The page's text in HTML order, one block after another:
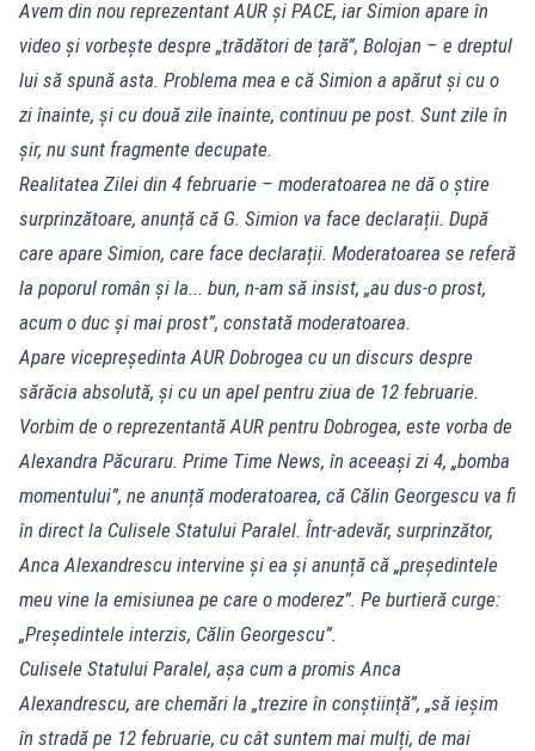
Avem din nou reprezentant AUR și PACE, iar Simion apare în
video și vorbește despre „trădători de țară”, Bolojan – e dreptul
lui să spună asta. Problema mea e că Simion a apărut și cu o
zi înainte, și cu două zile înainte, continuu pe post. Sunt zile în
șir, nu sunt fragmente decupate.
Realitatea Zilei din 4 februarie – moderatoarea ne dă o știre
surprinzătoare, anunță că G. Simion va face declarații. După
care apare Simion, care face declarații. Moderatoarea se referă
la poporul român și la... bun, n-am să insist, „au dus-o prost,
acum o duc și mai prost”, constată moderatoarea.
Apare vicepreședinta AUR Dobrogea cu un discurs despre
sărăcia absolută, și cu un apel pentru ziua de 12 februarie.
Vorbim de o reprezentantă AUR pentru Dobrogea, este vorba de
Alexandra Păcuraru. Prime Time News, în aceeași zi 4, „bomba
momentului”, ne anunță moderatoarea, că Călin Georgescu va fi
în direct la Culisele Statului Paralel. Într-adevăr, surprinzător,
Anca Alexandrescu intervine și ea și anunță că „președintele
meu vine la emisiunea pe care o moderez”. Pe burtieră curge:
„Președintele interzis, Călin Georgescu”.
Culisele Statului Paralel, așa cum a promis Anca
Alexandrescu, are chemări la „trezire în conștiință”, „să ieșim
în stradă pe 12 februarie, cu cât suntem mai mulți, de mai